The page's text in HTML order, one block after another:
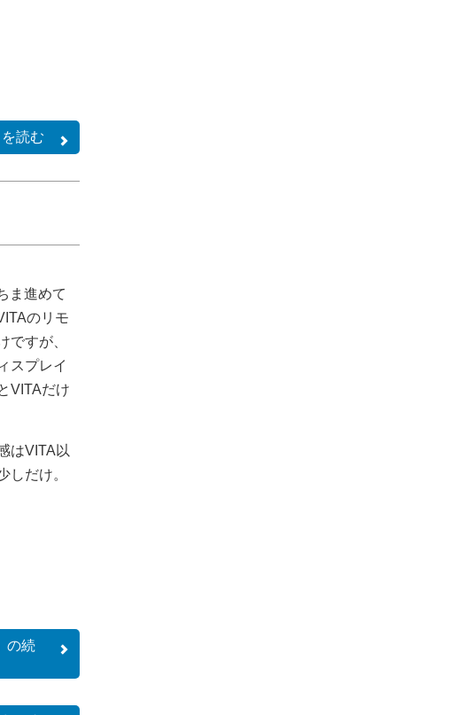
読む
ま進めて
のリモ
ですが、
スプレイ
VITAだけ
はVITA以
しだけ。
の続